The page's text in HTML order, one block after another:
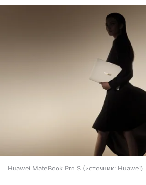
Huawei MateBook Pro S источник: Huawei